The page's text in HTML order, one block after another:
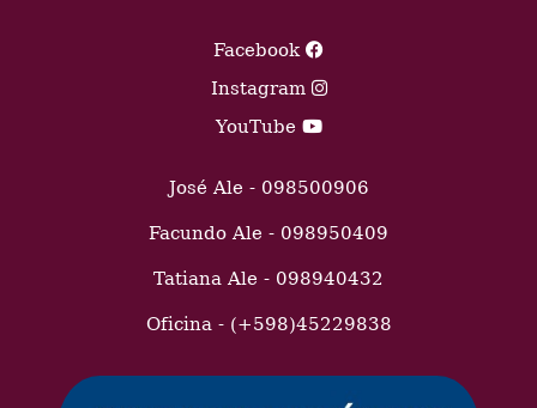
Facebook
Instagram
YouTube
José Ale - 098500906
Facundo Ale - 098950409
Tatiana Ale - 098940432
Oficina - (+598)45229838